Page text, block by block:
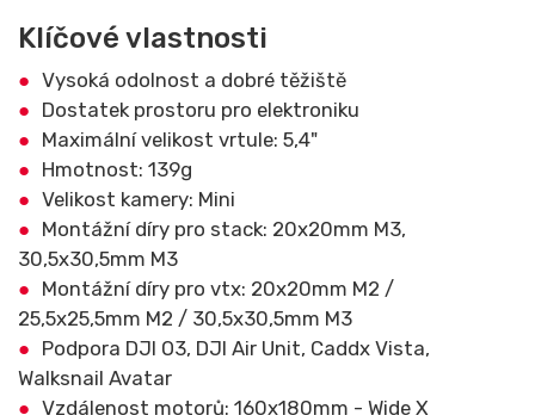
Klíčové vlastnosti
Vysoká odolnost a dobré těžiště
Dostatek prostoru pro elektroniku
Maximální velikost vrtule: 5,4"
Hmotnost: 139g
Velikost kamery: Mini
Montážní díry pro stack: 20x20mm M3,
30,5x30,5mm M3
Montážní díry pro vtx: 20x20mm M2 /
25,5x25,5mm M2 / 30,5x30,5mm M3
Podpora DJI O3, DJI Air Unit, Caddx Vista,
Walksnail Avatar
Vzdálenost motorů: 160x180mm - Wide X